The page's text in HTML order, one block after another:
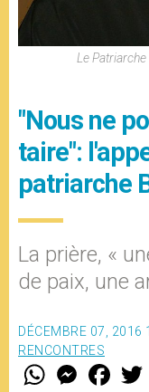
Le
"Nous ne
taire":
patriarche
La prière, «
de paix, une
DÉCEMBRE 07, 2016
RENCONTRES
W M
e
F
a